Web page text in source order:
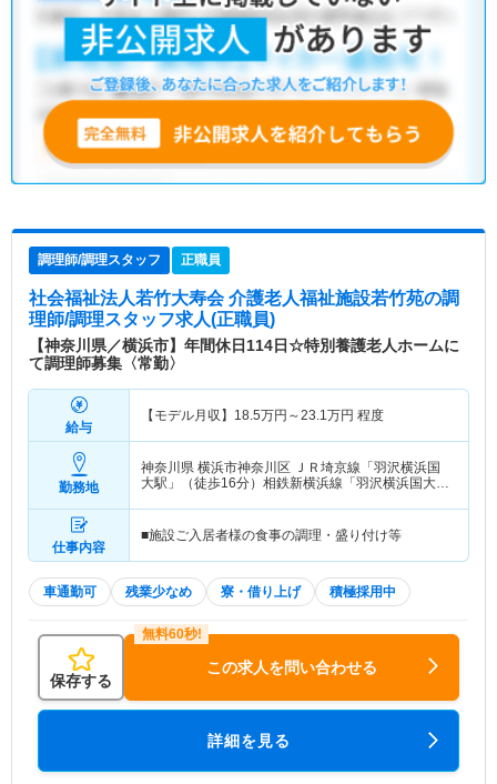
調理師/調理スタッフ 正職員
社会福祉法人若竹大寿会 介護老人福祉施設若竹苑の調
理師/調理スタッフ求人(正職員)
【神奈川県／横浜市】年間休日114日☆特別養護老人ホームに
て調理師募集〈常勤〉
給与
【モデル月収】 18.5万円～23.1万円 程度
勤務地
神奈川県 横浜市神奈川区 ＪＲ埼京線「羽沢横浜国
大駅」（徒歩16分）相鉄新横浜線「羽沢横浜国大
仕事内容
■施設ご入居者様の食事の調理・盛り付け等
車通勤可 残業少なめ 寮・借り上げ 積極採用中
保存する
この求人を問い合わせる
詳細を見る